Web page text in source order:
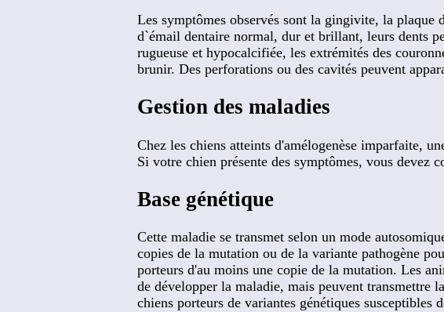
Les symptômes observés sont la gingivite, la plaque
d`émail dentaire normal, dur et brillant, leurs dents
rugueuse et hypocalcifiée, les extrémités des
brunir. Des perforations ou des cavités peuvent
Gestion des maladies
Chez les chiens atteints d'amélogenèse imparfaite,
Si votre chien présente des symptômes, vous devez
Base génétique
Cette maladie se transmet selon un mode
copies de la mutation ou de la variante pathogène
porteurs d'au moins une copie de la mutation. Les
de développer la maladie, mais peuvent transmettre
chiens porteurs de variantes génétiques susceptibles